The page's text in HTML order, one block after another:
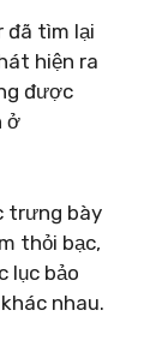
đã tìm lại
hiện ra
được
ở
trưng bày
thỏi bạc,
lục bảo
nhau.